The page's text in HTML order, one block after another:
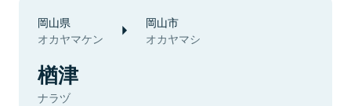
岡山県
オカヤマケン
岡山市
オカヤマシ
楢津
ナラヅ